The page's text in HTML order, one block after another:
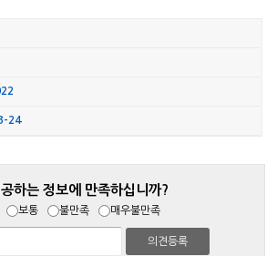
24
하는 정보에 만족하십니까?
보통 불만족 매우불만족